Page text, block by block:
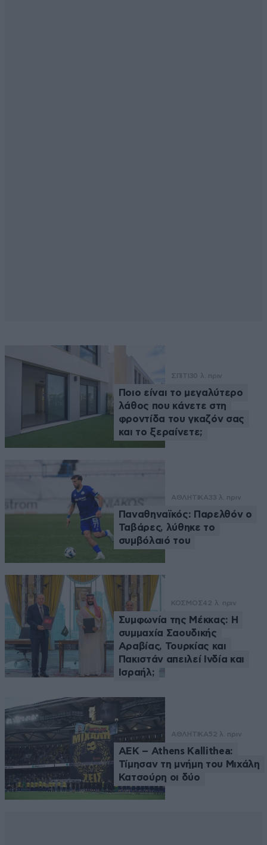
ΣΠΙΤΙ30 λ. πριν
Ποιο είναι το μεγαλύτερο
λάθος που κάνετε στη
φροντίδα του γκαζόν σας
και το ξεραίνετε;
ΑΘΛΗΤΙΚΑ33 λ. πριν
Παναθηναϊκός: Παρελθόν ο
Ταβάρες, λύθηκε το
συμβόλαιό του
ΚΟΣΜΟΣ42 λ. πριν
Συμφωνία της Μέκκας: Η
συμμαχία Σαουδικής
Αραβίας, Τουρκίας και
Πακιστάν απειλεί Ινδία και
Ισραήλ;
ΑΘΛΗΤΙΚΑ52 λ. πριν
ΑΕΚ – Athens Kallithea:
Τίμησαν τη μνήμη του Μιχάλη
Κατσούρη οι δύο